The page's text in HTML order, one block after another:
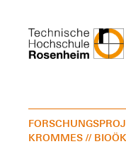
KROMMES //